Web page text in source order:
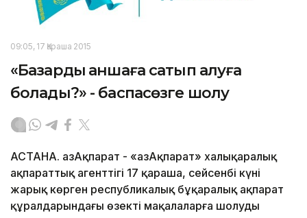
09:05, 17 Қараша 2015
«Базарды қаншаға сатып алуға
болады?» - баспасөзге шолу
АСТАНА. ҚазАқпарат - «ҚазАқпарат» халықаралық
ақпараттық агенттігі 17 қараша, сейсенбі күні
жарық көрген республикалық бұқаралық ақпарат
құралдарындағы өзекті мақалаларға шолуды